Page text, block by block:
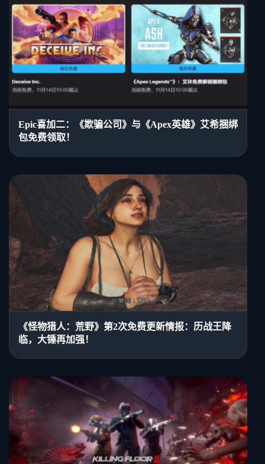
Epic喜加二：《欺骗公司》与《Apex英雄》艾希捆绑
包免费领取！
《怪物猎人：荒野》第2次免费更新情报：历战王降
临，大锤再加强！